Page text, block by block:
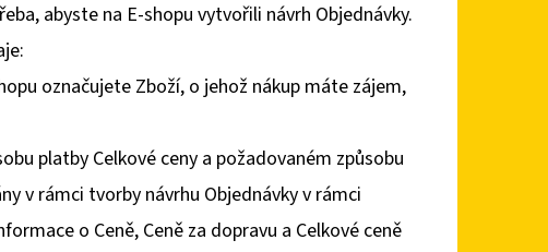
abyste na E-shopu vytvořili návrh Objednávky.
označujete Zboží, o jehož nákup máte zájem,
platby Celkové ceny a požadovaném způsobu
v rámci tvorby návrhu Objednávky v rámci
o Ceně, Ceně za dopravu a Celkové ceně